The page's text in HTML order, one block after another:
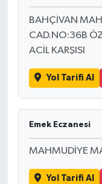
BAHÇİVAN
CAD.NO:36B
ACİL KARŞISI
Yol Tarifi Al
Emek Eczanesi
MAHMUDİYE
Yol Tarifi Al